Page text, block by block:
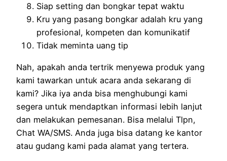
Siap setting dan bongkar tepat waktu
Kru yang pasang bongkar adalah kru yang
profesional, kompeten dan komunikatif
Tidak meminta uang tip
Nah, apakah anda tertrik menyewa produk yang
kami tawarkan untuk acara anda sekarang di
kami? Jika iya anda bisa menghubungi kami
segera untuk mendaptkan informasi lebih lanjut
dan melakukan pemesanan. Bisa melalui Tlpn,
Chat WA/SMS. Anda juga bisa datang ke kantor
atau gudang kami pada alamat yang tertera.